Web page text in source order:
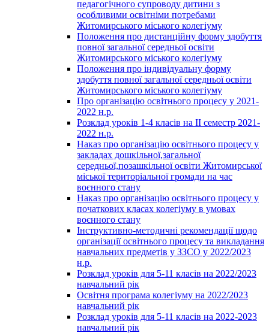
педагогічного супроводу дитини з
особливими освітніми потребами
Житомирського міського колегіуму
Положення про дистанційну форму здобуття
повної загальної середньої освіти
Житомирського міського колегіуму
Положення про індивідуальну форму
здобуття повної загальної середньої освіти
Житомирського міського колегіуму
Про організацію освітнього процесу у 2021-
2022 н.р.
Розклад уроків 1-4 класів на ІІ семестр 2021-
2022 н.р.
Наказ про організацію освітнього процесу у
закладах дошкільної,загальної
середньої,позашкільної освіти Житомирської
міської територіальної громади на час
воєнного стану
Наказ про організацію освітнього процесу у
початкових класах колегіуму в умовах
воєнного стану
Інструктивно-методичні рекомендації щодо
організації освітнього процесу та викладання
навчальних предметів у ЗЗСО у 2022/2023
н.р.
Розклад уроків для 5-11 класів на 2022/2023
навчальний рік
Освітня програма колегіуму на 2022/2023
навчальний рік
Розклад уроків для 5-11 класів на 2022-2023
навчальний рік